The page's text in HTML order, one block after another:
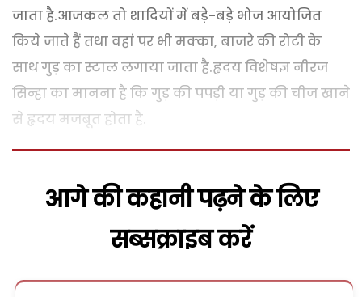
जाता है.आजकल तो शादियों में बड़े-बड़े भोज आयोजित
किये जाते हैं तथा वहां पर भी मक्का, बाजरे की रोटी के
साथ गुड़ का स्टाल लगाया जाता है.हृदय विशेषज्ञ नीरज
सिन्हा का मानना है कि गुड़ की पपड़ी या गुड़ की चीज खाने
से हृदय मजबूत होता है.
आगे की कहानी पढ़ने के लिए
सब्सक्राइब करें